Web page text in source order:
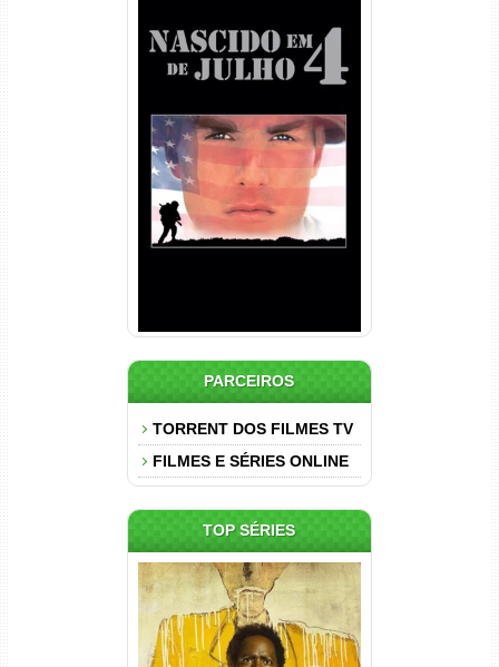
Nascido em 4 de Julho
Torrent (1989) WEB-DL 1080p
Dual Áudio
PARCEIROS
TORRENT DOS FILMES TV
FILMES E SÉRIES ONLINE
TOP SÉRIES